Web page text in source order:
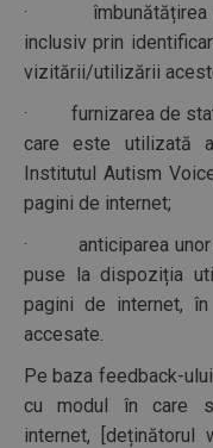
· îmbunătățirea
inclusiv prin
vizitării/utilizării
· furnizarea de
care este utilizată
Institutul Autism
pagini de internet;
· anticiparea unor
puse la dispoziția
pagini de internet,
accesate.
Pe baza feedback-
cu modul în care
internet, [deținătorul